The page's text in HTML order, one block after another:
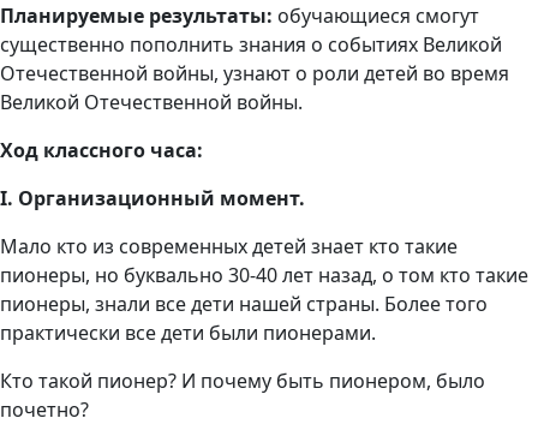
Планируемые результаты: обучающиеся смогут
существенно пополнить знания о событиях Великой
Отечественной войны, узнают о роли детей во время
Великой Отечественной войны.
Ход классного часа:
Ӏ. Организационный момент.
Мало кто из современных детей знает кто такие
пионеры, но буквально 30-40 лет назад, о том кто такие
пионеры, знали все дети нашей страны. Более того
практически все дети были пионерами.
Кто такой пионер? И почему быть пионером, было
почетно?